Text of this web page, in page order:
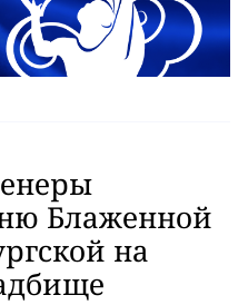
Блаженной
на